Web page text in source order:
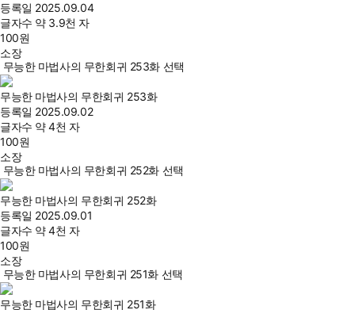
등록일 2025.09.04
글자수 약 3.9천 자
100원
소장
무능한 마법사의 무한회귀 253화 선택
무능한 마법사의 무한회귀 253화
등록일 2025.09.02
글자수 약 4천 자
100원
소장
무능한 마법사의 무한회귀 252화 선택
무능한 마법사의 무한회귀 252화
등록일 2025.09.01
글자수 약 4천 자
100원
소장
무능한 마법사의 무한회귀 251화 선택
무능한 마법사의 무한회귀 251화